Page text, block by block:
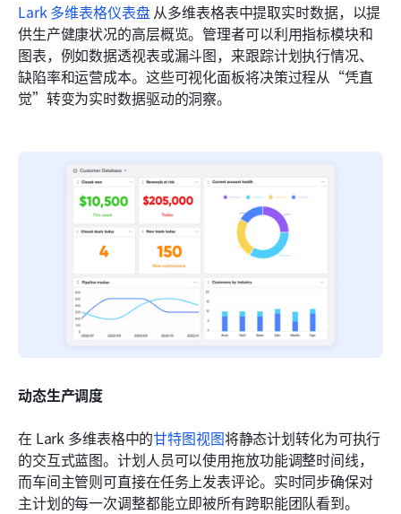
Lark 多维表格仪表盘 从多维表格表中提取实时数据，以提
供生产健康状况的高层概览。管理者可以利用指标模块和
图表，例如数据透视表或漏斗图，来跟踪计划执行情况、
缺陷率和运营成本。这些可视化面板将决策过程从“凭直
觉”转变为实时数据驱动的洞察。
动态生产调度
在 Lark 多维表格中的甘特图视图将静态计划转化为可执行
的交互式蓝图。计划人员可以使用拖放功能调整时间线，
而车间主管则可直接在任务上发表评论。实时同步确保对
主计划的每一次调整都能立即被所有跨职能团队看到。